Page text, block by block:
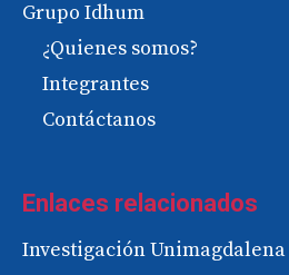
Grupo Idhum
¿Quienes somos?
Integrantes
Contáctanos
Enlaces relacionados
Investigación Unimagdalena